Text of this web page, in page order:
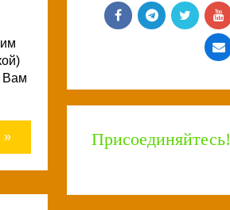
Вам
» Присоединяйтесь!